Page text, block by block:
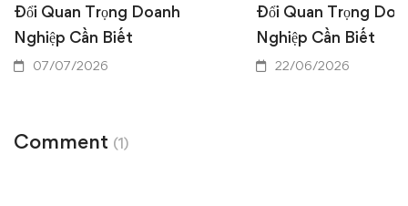
Đổi Quan Trọng Doanh
Nghiệp Cần Biết
07/07/2026
Đổi Quan Trọng
Nghiệp Cần Biết
22/06/2026
Comment (1)